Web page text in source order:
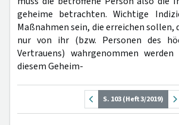
geheime betrachten. Wichtige
Maßnahmen sein, die erreichen sollen,
nur von ihr (bzw. Personen des
Vertrauens) wahrgenommen werden
diesem Geheim-
S. 103 (Heft 3/2019)